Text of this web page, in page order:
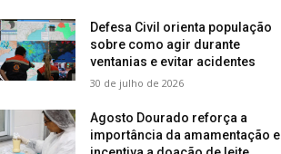
Defesa Civil orienta população
sobre como agir durante
ventanias e evitar acidentes
30 de julho de 2026
Agosto Dourado reforça a
importância da amamentação e